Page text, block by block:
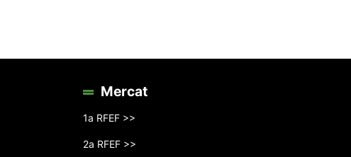
Mercat
1a RFEF >>
2a RFEF >>